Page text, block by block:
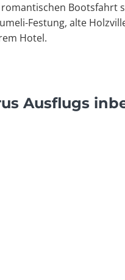
Bootsfahrt
Festung, alte
Hotel.
Ausflugs